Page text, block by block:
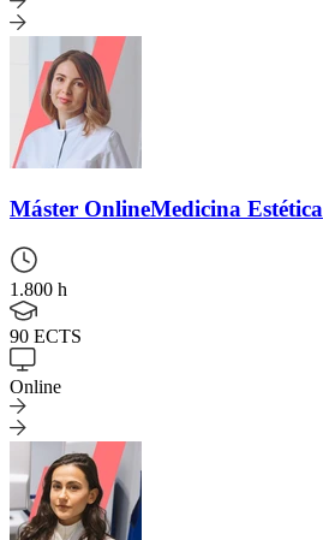
Máster OnlineMedicina Estética
1.800 h
90 ECTS
Online